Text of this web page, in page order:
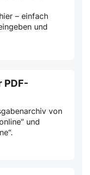
– einfach
und
PDF-
von
und